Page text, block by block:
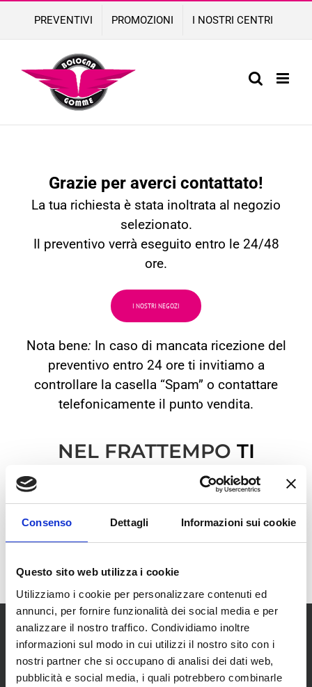
Consenso Dettagli Informazioni sui cookie
Questo sito web utilizza i cookie
Utilizziamo i cookie per personalizzare contenuti ed
annunci, per fornire funzionalità dei social media e per
analizzare il nostro traffico. Condividiamo inoltre
informazioni sul modo in cui utilizzi il nostro sito con i
nostri partner che si occupano di analisi dei dati web,
pubblicità e social media, i quali potrebbero combinarle
content
PREVENTIVI PROMOZIONI I NOSTRI CENTRI
Grazie per averci contattato!
La tua richiesta è stata inoltrata al negozio
selezionato.
Il preventivo verrà eseguito entro le 24/48
ore.
I NOSTRI NEGOZI
Nota bene: In caso di mancata ricezione del
preventivo entro 24 ore ti invitiamo a
controllare la casella “Spam” o contattare
telefonicamente il punto vendita.
NEL FRATTEMPO TI
DIAMO UN CALOROSO
BENVENUTO!